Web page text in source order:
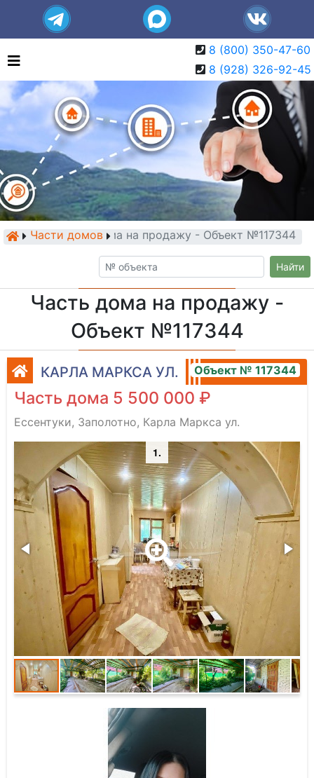
8 (800) 350-47-60
8 (928) 326-92-45
Части домов
Часть дома на продажу - Объект №117344
Найти
Часть дома на продажу -
Объект №117344
КАРЛА МАРКСА УЛ. Объект № 117344
Часть дома 5 500 000 ₽
Ессентуки, Заполотно, Карла Маркса ул.
1.